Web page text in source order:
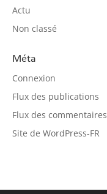
Actu
Non classé
Méta
Connexion
Flux des publications
Flux des commentaires
Site de WordPress-FR